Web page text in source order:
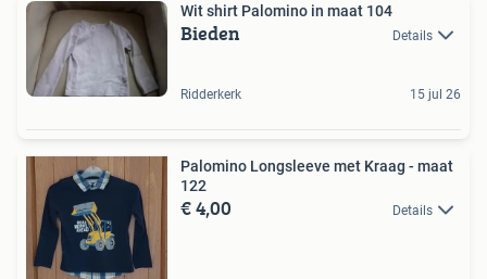
Wit shirt Palomino in maat 104
Bieden Details
Ridderkerk 15 jul 26
Palomino Longsleeve met Kraag - maat
122
€ 4,00 Details